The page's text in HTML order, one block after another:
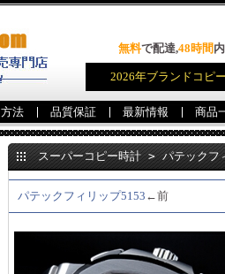
無料で配達,48時間
2026年ブランドコピ
法 品質保証 最新情報 商品
スーパーコピー時計 > パテックフ
5990/1A
パテックフィリップ5153 ←前